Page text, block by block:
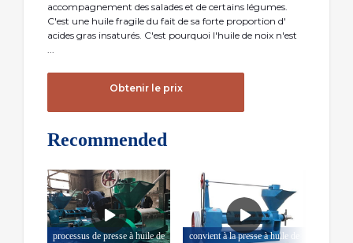
accompagnement des salades et de certains légumes.
C'est une huile fragile du fait de sa forte proportion d'
acides gras insaturés. C'est pourquoi l'huile de noix n'est
Obtenir le prix
Recommended
processus de presse à huile de
convient à la presse à huile de